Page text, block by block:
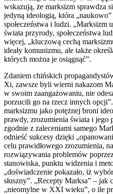
wskazują, że marksizm sprawdza
jedyną ideologią, która
społeczeństwa i ludzi. „Marksizm
świata przyrody, społeczeństwa
więcej, „kluczową cechą
ideały komunizmu, ale także
których można je osiągnąć”.
Zdaniem chińskich
Xi, zawsze byli wierni nakazom
w swoim zaangażowaniu, nie
porzucili go na rzecz innych
marksizmu jako potężnej broni
prawdy, zrozumienia świata i jego
zgodnie z zaleceniami samego
odnieść sukcesy dzięki
celu prawidłowego zrozumienia,
rozwiązywania problemów
stanowiska, punktu widzenia i
„doświadczenie pokazało, iż
słuszny”. „Recepty Marksa” – jak
„nieomylne w XXI wieku”, o ile